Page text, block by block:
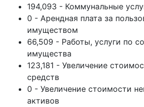
194,093 - Коммунальные
0 - Арендная плата за
имуществом
66,509 - Работы, услуги по
имущества
123,181 - Увеличение
средств
0 - Увеличение стоимости
активов